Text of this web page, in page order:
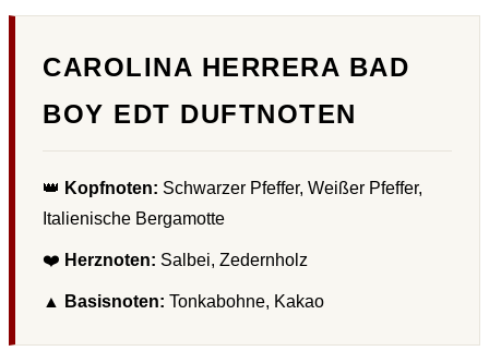
CAROLINA HERRERA BAD
BOY EDT DUFTNOTEN
👑 Kopfnoten: Schwarzer Pfeffer, Weißer Pfeffer,
Italienische Bergamotte
❤️ Herznoten: Salbei, Zedernholz
▲ Basisnoten: Tonkabohne, Kakao